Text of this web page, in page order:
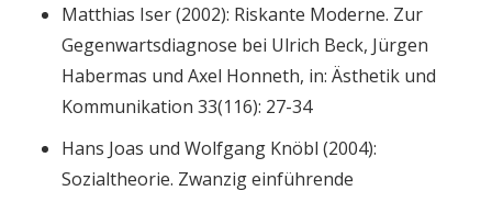
Matthias Iser (2002): Riskante Moderne. Zur
Gegenwartsdiagnose bei Ulrich Beck, Jürgen
Habermas und Axel Honneth, in: Ästhetik und
Kommunikation 33(116): 27-34
Hans Joas und Wolfgang Knöbl (2004):
Sozialtheorie. Zwanzig einführende